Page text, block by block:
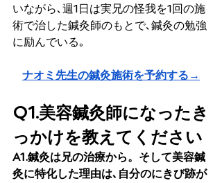
いながら､週1日は実兄の怪我を1回の施
術で治した鍼灸師のもとで､鍼灸の勉強
に励んでいる｡
ナオミ先生の鍼灸施術を予約する→
Q1.美容鍼灸師になったき
っかけを教えてください
A1.鍼灸は兄の治療から。そして美容鍼
灸に特化した理由は､自分のにきび跡が